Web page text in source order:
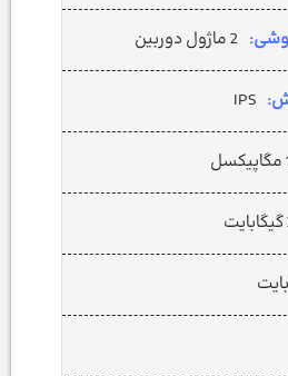
2 ماژول دوربین
IPS